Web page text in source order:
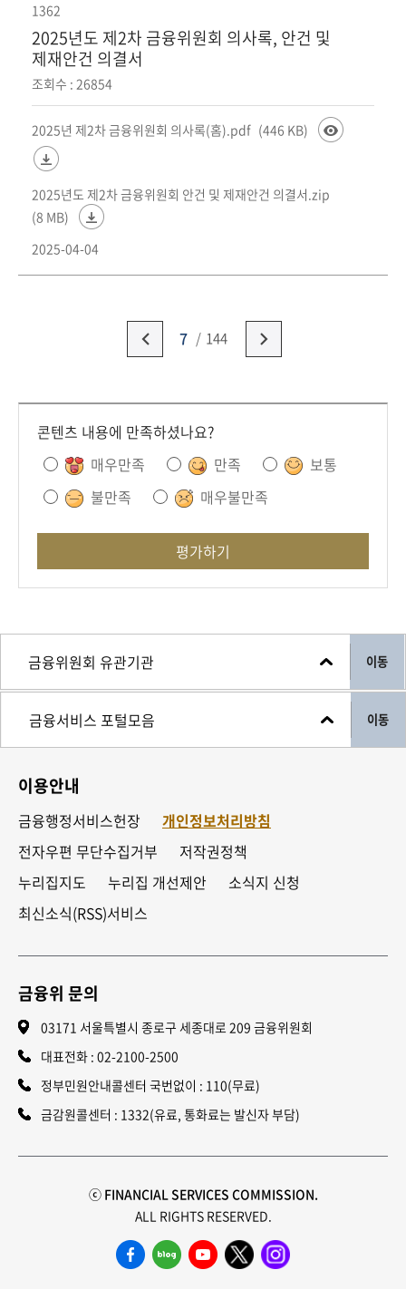
1362
2025년도 제2차 금융위원회 의사록, 안건 및
제재안건 의결서
조회수 : 26854
2025년 제2차 금융위원회 의사록(홈).pdf (446 KB)
2025년도 제2차 금융위원회 안건 및 제재안건 의결서.zip
(8 MB)
2025-04-04
7 144
콘텐츠 내용에 만족하셨나요?
매우만족
만족
보통
불만족
매우불만족
평가하기
이동
이동
이용안내
금융행정서비스헌장
개인정보처리방침
전자우편 무단수집거부
저작권정책
누리집지도
누리집 개선제안
소식지 신청
최신소식(RSS)서비스
금융위 문의
03171 서울특별시 종로구 세종대로 209 금융위원회
대표전화 : 02-2100-2500
정부민원안내콜센터 국번없이 : 110(무료)
금감원콜센터 : 1332(유료, 통화료는 발신자 부담)
ⓒ FINANCIAL SERVICES COMMISSION.
ALL RIGHTS RESERVED.